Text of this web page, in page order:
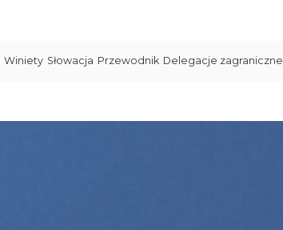
Winiety Słowacja Przewodnik Delegacje zagraniczne